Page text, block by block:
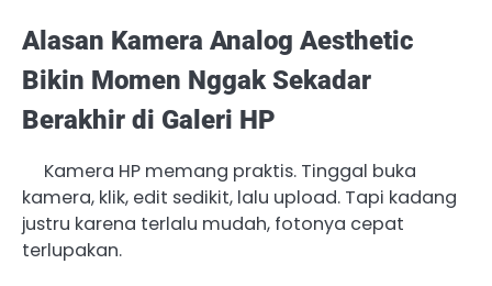
Alasan Kamera Analog Aesthetic
Bikin Momen Nggak Sekadar
Berakhir di Galeri HP
Kamera HP memang praktis. Tinggal buka
kamera, klik, edit sedikit, lalu upload. Tapi kadang
justru karena terlalu mudah, fotonya cepat
terlupakan.